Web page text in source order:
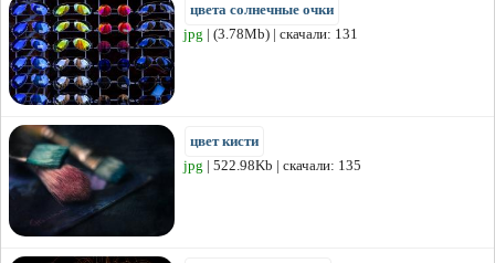
цвета солнечные очки
jpg | (3.78Mb) | скачали: 131
цвет кисти
jpg | 522.98Kb | скачали: 135